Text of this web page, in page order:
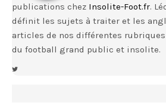
publications chez Insolite-Foot.fr.
définit les sujets à traiter et les
articles de nos différentes
du football grand public et insolite.